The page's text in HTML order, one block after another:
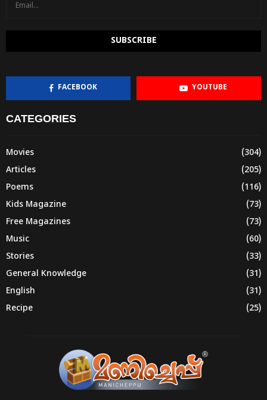
FACEBOOK YOUTUBE
CATEGORIES
Movies
(304)
Articles
(205)
Poems
(116)
Kids Magazine
(73)
Free Magazines
(73)
Music
(60)
Stories
(33)
General Knowledge
(31)
English
(31)
Recipe
(25)